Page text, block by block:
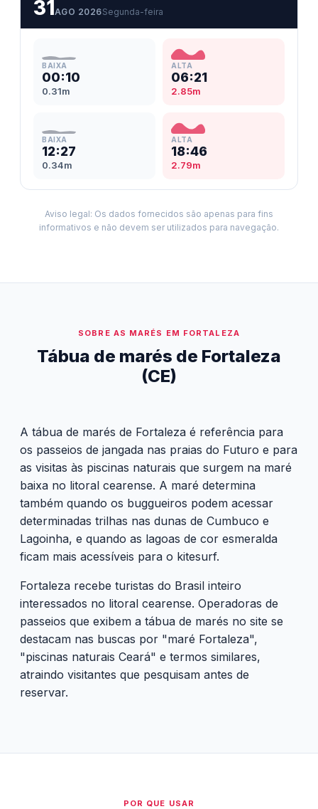
31 AGO 2026Segunda-feira
BAIXA
00:10
0.31m
ALTA
06:21
2.85m
BAIXA
12:27
0.34m
ALTA
18:46
2.79m
Aviso legal: Os dados fornecidos são apenas para fins
informativos e não devem ser utilizados para navegação.
SOBRE AS MARÉS EM FORTALEZA
Tábua de marés de Fortaleza
(CE)
A tábua de marés de Fortaleza é referência para
os passeios de jangada nas praias do Futuro e para
as visitas às piscinas naturais que surgem na maré
baixa no litoral cearense. A maré determina
também quando os buggueiros podem acessar
determinadas trilhas nas dunas de Cumbuco e
Lagoinha, e quando as lagoas de cor esmeralda
ficam mais acessíveis para o kitesurf.
Fortaleza recebe turistas do Brasil inteiro
interessados no litoral cearense. Operadoras de
passeios que exibem a tábua de marés no site se
destacam nas buscas por "maré Fortaleza",
"piscinas naturais Ceará" e termos similares,
atraindo visitantes que pesquisam antes de
reservar.
POR QUE USAR